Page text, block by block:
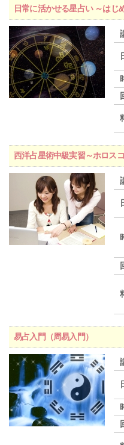
日常に活かせる星占い ～はじ
西洋占星術中級実習～ホロス
易占入門（周易入門）